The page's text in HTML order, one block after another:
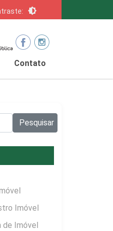
brightness_6
Contato
Pesquisar
Imóvel
Imóvel